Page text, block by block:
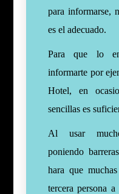
para informarse,
es el adecuado.
Para que lo
informarte por
Hotel, en
sencillas es
Al usar
poniendo
hara que
tercera persona